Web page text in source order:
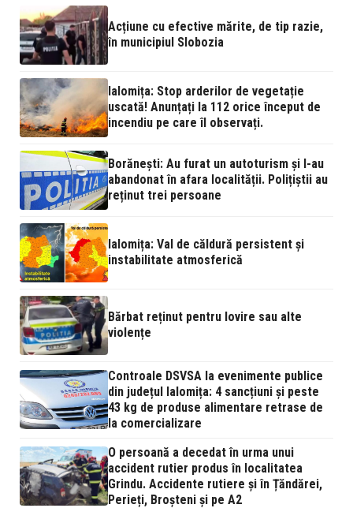
Acțiune cu efective mărite, de tip razie,
în municipiul Slobozia
Ialomița: Stop arderilor de vegetație
uscată! Anunțați la 112 orice început de
incendiu pe care îl observați.
Borănești: Au furat un autoturism și l-au
abandonat în afara localității. Polițiștii au
reținut trei persoane
Ialomița: Val de căldură persistent și
instabilitate atmosferică
Bărbat reținut pentru lovire sau alte
violențe
Controale DSVSA la evenimente publice
din județul Ialomița: 4 sancțiuni și peste
43 kg de produse alimentare retrase de
la comercializare
O persoană a decedat în urma unui
accident rutier produs în localitatea
Grindu. Accidente rutiere și în Țăndărei,
Perieți, Broșteni și pe A2